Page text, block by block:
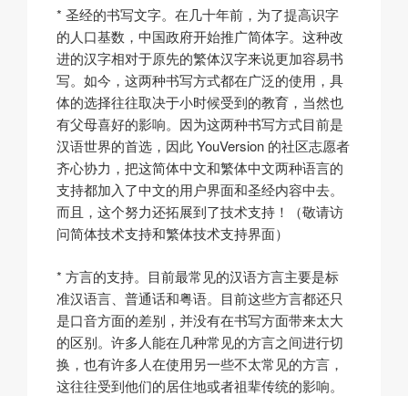
* 圣经的书写文字。在几十年前，为了提高识字
的人口基数，中国政府开始推广简体字。这种改
进的汉字相对于原先的繁体汉字来说更加容易书
写。如今，这两种书写方式都在广泛的使用，具
体的选择往往取决于小时候受到的教育，当然也
有父母喜好的影响。因为这两种书写方式目前是
汉语世界的首选，因此 YouVersion 的社区志愿者
齐心协力，把这简体中文和繁体中文两种语言的
支持都加入了中文的用户界面和圣经内容中去。
而且，这个努力还拓展到了技术支持！（敬请访
问简体技术支持和繁体技术支持界面）
* 方言的支持。目前最常见的汉语方言主要是标
准汉语言、普通话和粤语。目前这些方言都还只
是口音方面的差别，并没有在书写方面带来太大
的区别。许多人能在几种常见的方言之间进行切
换，也有许多人在使用另一些不太常见的方言，
这往往受到他们的居住地或者祖辈传统的影响。